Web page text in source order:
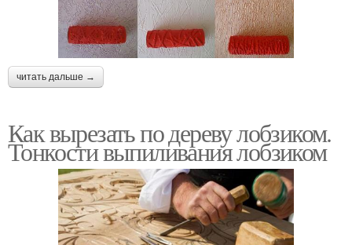
читать дальше →
Как вырезать по дереву лобзиком.
Тонкости выпиливания лобзиком